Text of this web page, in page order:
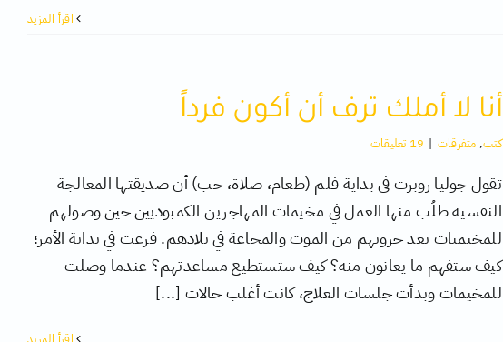
‫اقرأ المزيد
أنا لا أملك ترف أن أكون فرداً
كتب, متفرقات | 19 تعليقات
تقول جوليا روبرت في بداية فلم (طعام، صلاة، حب) أن صديقتها المعالجة
النفسية طلُب منها العمل في مخيمات المهاجرين الكمبوديين حين وصولهم
للمخيميات بعد حروبهم من الموت والمجاعة في بلادهم. فزعت في بداية الأمر؛
كيف ستفهم ما يعانون منه؟ كيف ستستطيع مساعدتهم؟ عندما وصلت
للمخيمات وبدأت جلسات العلاج، كانت أغلب حالات [...]